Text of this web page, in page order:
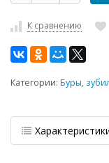
К сравнению
Категории: Буры,